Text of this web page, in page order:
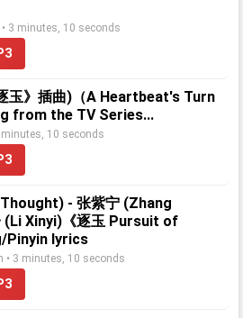
3 minutes, 10 seconds
玉》插曲)（A Heartbeat's Turn
from the TV Series...
10 seconds
- 张紫宁 (Zhang
(Li Xinyi)《逐玉 Pursuit of
Pinyin lyrics
3 minutes, 10 seconds